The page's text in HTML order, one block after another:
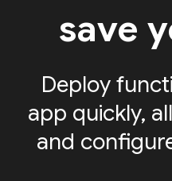
save
Deploy
app quickly,
and